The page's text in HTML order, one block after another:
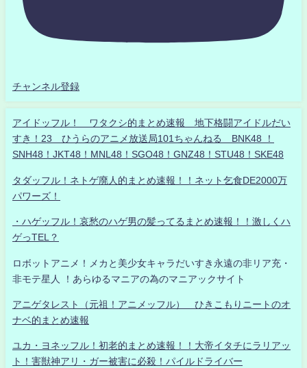
チャンネル登録
アイドッフル！ ワタクシ的まとめ速報 地下格闘アイドルだい
すき！23 ひうらのアニメ放送局101ちゃんねる BNK48 ！
SNH48！JKT48！MNL48！SGO48！GNZ48！STU48！SKE48
タダッフル！ネトゲ廃人的まとめ速報！！ネット乞食DE2000万
パワーズ！
・ハゲッフル！哀愁のハゲ男の髪ってるまとめ速報！！激しくハ
ゲっTEL？
ロボットアニメ！メカと美少女キャラだいすき永遠の非リア充・
非モテ星人 ！あらゆるマニアの為のマニアックサイト
アニゲタレスト（元祖！アニメッフル） ひきこもりニートのオ
ナベ的まとめ速報
ユカ・ヨネッフル！初老的まとめ速報！！大帝イタチにラリアッ
ト！害獣神アリ・ガー被害に必殺！パイルドライバー